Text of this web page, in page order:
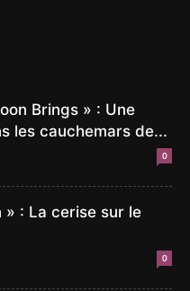
Brings » : Une
les cauchemars de...
0
: La cerise sur le
0